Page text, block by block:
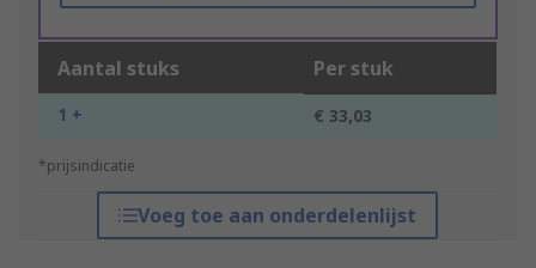
Aantal stuks Per stuk
1 + € 33,03
*prijsindicatie
Voeg toe aan onderdelenlijst